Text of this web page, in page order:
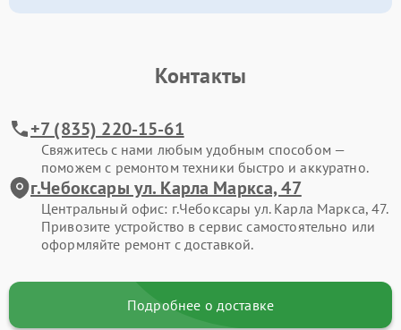
Контакты
+7 (835) 220-15-61
Свяжитесь с нами любым удобным способом —
поможем с ремонтом техники быстро и аккуратно.
г.Чебоксары ул. Карла Маркса, 47
Центральный офис: г.Чебоксары ул. Карла Маркса, 47.
Привозите устройство в сервис самостоятельно или
оформляйте ремонт с доставкой.
Подробнее о доставке